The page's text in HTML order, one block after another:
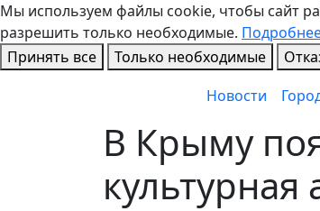
Мы используем файлы cookie, чтобы сайт
разрешить только необходимые.
Принять все
Только необходимые
Новости
В Крыму